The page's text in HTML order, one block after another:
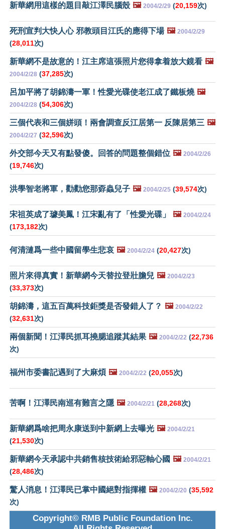
新華網用這樣的題目敲江澤民腦殼 🖼️ 2004/2/29 (20,159次)
死刑宣判大快人心 邪教頭目江氏的應得下場 🖼️ 2004/2/29
(28,011次)
新華網不是故意的！江主席這張照片您得拿着放大鏡看 🖼️
2004/2/28 (37,285次)
呂加平將了胡錦濤一軍！性愛光碟使老江成了鐵板燒 🖼️
2004/2/28 (54,306次)
三個代表和三個姘頭！兩會調查反江居第一 反陳居第三 🖼️
2004/2/27 (32,596次)
外交部今天又有點發傻。回答的問題整個錯位 🖼️ 2004/2/26
(19,746次)
洪學智老將軍，勸勸您那孬蟲兒子 🖼️ 2004/2/25 (39,574次)
宋祖英成了璩美鳳！江宋亂有了「性愛光碟」 🖼️ 2004/2/24
(173,182次)
何清漣爲一些中國留學生悲哀 🖼️ 2004/2/24 (20,427次)
照片來得真實！新華網今天替拉登壯膽兒 🖼️ 2004/2/23
(33,373次)
胡錦濤，這五百萬科技鉅獎是否發錯人了？ 🖼️ 2004/2/22
(32,631次)
兩個新聞！江澤民抓耳撓腮追蹤其結果 🖼️ 2004/2/22 (22,736
次)
福州市委書記遇到了大麻煩 🖼️ 2004/2/22 (20,055次)
苦啊！江澤民南巡有難言之隱 🖼️ 2004/2/21 (28,268次)
新華網爲啥把周永康送到中新網上去曝光 🖼️ 2004/2/21
(21,530次)
新華網今天承認中共銷售核技術給邪惡軸心國 🖼️ 2004/2/21
(28,486次)
驚人消息！江澤民已掌中國絕對指揮權 🖼️ 2004/2/20 (35,592
次)
Copyright© RMB Public Foundation Inc.